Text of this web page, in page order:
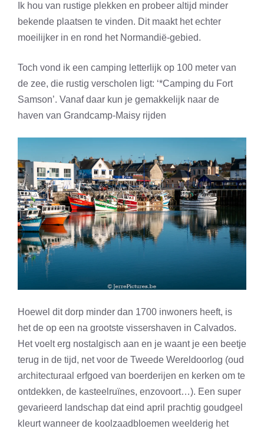
Ik hou van rustige plekken en probeer altijd minder
bekende plaatsen te vinden. Dit maakt het echter
moeilijker in en rond het Normandië-gebied.
Toch vond ik een camping letterlijk op 100 meter van
de zee, die rustig verscholen ligt: ‘*Camping du Fort
Samson’. Vanaf daar kun je gemakkelijk naar de
haven van Grandcamp-Maisy rijden
Hoewel dit dorp minder dan 1700 inwoners heeft, is
het de op een na grootste vissershaven in Calvados.
Het voelt erg nostalgisch aan en je waant je een beetje
terug in de tijd, net voor de Tweede Wereldoorlog (oud
architecturaal erfgoed van boerderijen en kerken om te
ontdekken, de kasteelruïnes, enzovoort…). Een super
gevarieerd landschap dat eind april prachtig goudgeel
kleurt wanneer de koolzaadbloemen weelderig het